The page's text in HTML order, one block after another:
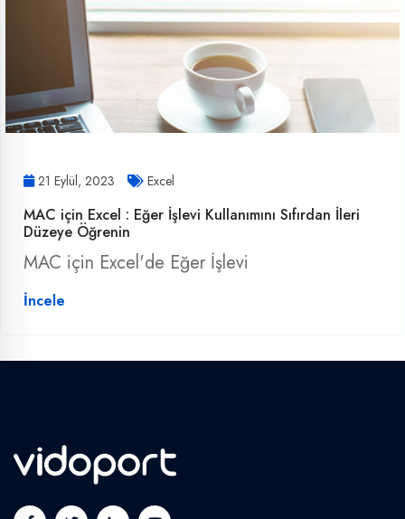
21 Eylül, 2023 Excel
MAC için Excel : Eğer İşlevi Kullanımını Sıfırdan İleri
Düzeye Öğrenin
MAC için Excel'de Eğer İşlevi
İncele